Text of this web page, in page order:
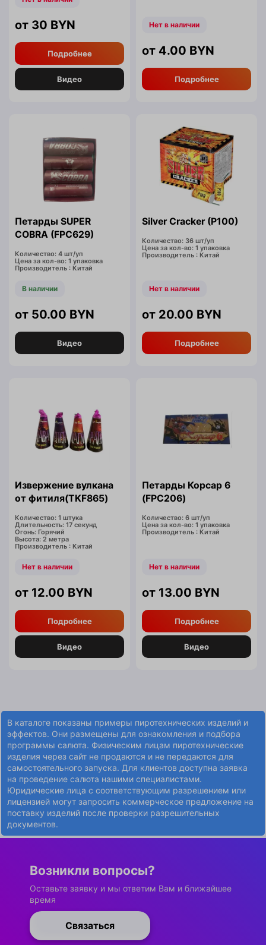
30 BYN
Подробнее
Видео
Нет в наличии
4.00 BYN
Подробнее
Петарды SUPER
COBRA (FPC629)
Количество: 4 шт/уп
Цена за кол-во: 1 упаковка
Производитель : Китай
В наличии
50.00 BYN
Видео
Silver Cracker (P100)
Количество: 36 шт/уп
Цена за кол-во: 1 упаковка
Производитель : Китай
Нет в наличии
20.00 BYN
Подробнее
Извержение вулкана
от фитиля(TKF865)
Количество: 1 штука
Длительность: 17 секунд
Огонь: Горячий
Высота: 2 метра
Производитель : Китай
Нет в наличии
12.00 BYN
Подробнее
Видео
Петарды Корсар 6
(FPC206)
Количество: 6 шт/уп
Цена за кол-во: 1 упаковка
Производитель : Китай
Нет в наличии
13.00 BYN
Подробнее
Видео
В каталоге показаны примеры пиротехнических изделий и
эффектов. Они размещены для ознакомления и подбора
программы салюта. Физическим лицам пиротехнические
изделия через сайт не продаются и не передаются для
самостоятельного запуска. Для клиентов доступна заявка
на проведение салюта нашими специалистами.
Юридические лица с соответствующим разрешением или
лицензией могут запросить коммерческое предложение на
поставку изделий после проверки разрешительных
документов.
Возникли вопросы?
Оставьте заявку и мы ответим Вам и ближайшее
время
Связаться